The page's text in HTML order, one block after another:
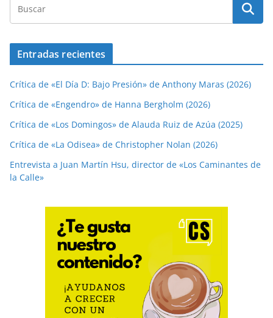
Entradas recientes
Crítica de «El Día D: Bajo Presión» de Anthony Maras (2026)
Crítica de «Engendro» de Hanna Bergholm (2026)
Crítica de «Los Domingos» de Alauda Ruiz de Azúa (2025)
Crítica de «La Odisea» de Christopher Nolan (2026)
Entrevista a Juan Martín Hsu, director de «Los Caminantes de
la Calle»